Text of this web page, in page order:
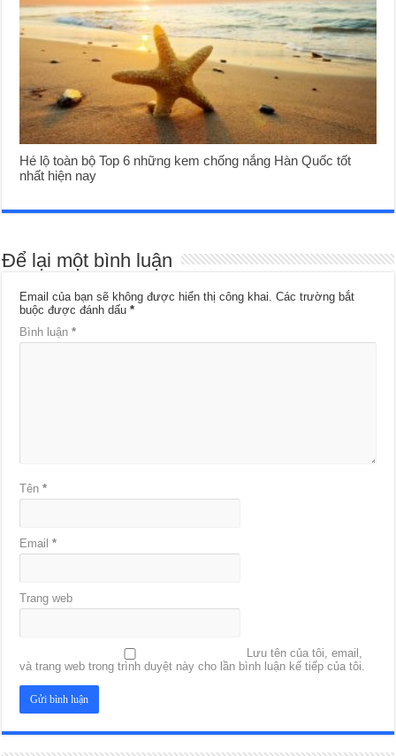
Hé lộ toàn bộ Top 6 những kem chống nắng Hàn Quốc tốt
nhất hiện nay
Để lại một bình luận
Email của bạn sẽ không được hiển thị công khai. Các trường bắt
buộc được đánh dấu*
Bình luận*
Tên*
Email*
Trang web
Lưu tên của tôi, email,
và trang web trong trình duyệt này cho lần bình luận kế tiếp của tôi.